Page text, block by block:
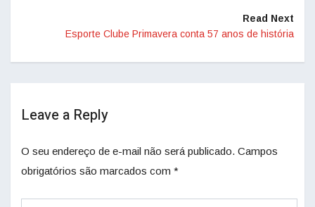
Read Next
Esporte Clube Primavera conta 57 anos de história
Leave a Reply
O seu endereço de e-mail não será publicado. Campos
obrigatórios são marcados com *